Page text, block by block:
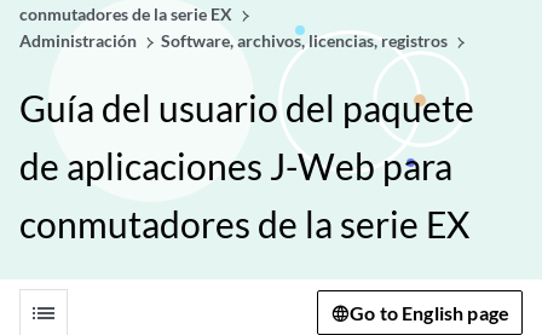
conmutadores de la serie EX
Administración
Software, archivos, licencias, registros
Guía del usuario del paquete
de aplicaciones J-Web para
conmutadores de la serie EX
list Go to English page